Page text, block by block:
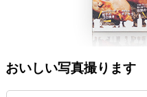
おいしい写真撮ります